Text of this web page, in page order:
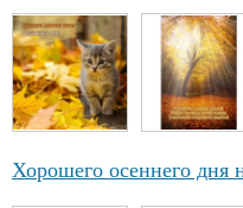
Хорошего осеннего дня